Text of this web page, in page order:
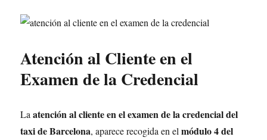
Atención al Cliente en el
Examen de la Credencial
Laatención al cliente en el examen de la credencial del
taxi de Barcelona, aparece recogida en elmódulo 4 del